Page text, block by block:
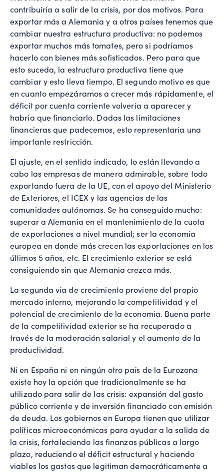
contribuiría a salir de la crisis, por dos motivos. Para
exportar más a Alemania y a otros países tenemos que
cambiar nuestra estructura productiva: no podemos
exportar muchos más tomates, pero si podríamos
hacerlo con bienes más sofisticados. Pero para que
esto suceda, la estructura productiva tiene que
cambiar y esto lleva tiempo. El segundo motivo es que
en cuanto empezáramos a crecer más rápidamente, el
déficit por cuenta corriente volvería a aparecer y
habría que financiarlo. Dadas las limitaciones
financieras que padecemos, esto representaría una
importante restricción.
El ajuste, en el sentido indicado, lo están llevando a
cabo las empresas de manera admirable, sobre todo
exportando fuera de la UE, con el apoyo del Ministerio
de Exteriores, el ICEX y las agencias de las
comunidades autónomas. Se ha conseguido mucho:
superar a Alemania en el mantenimiento de la cuota
de exportaciones a nivel mundial; ser la economía
europea en donde más crecen las exportaciones en los
últimos 5 años, etc. El crecimiento exterior se está
consiguiendo sin que Alemania crezca más.
La segunda vía de crecimiento proviene del propio
mercado interno, mejorando la competitividad y el
potencial de crecimiento de la economía. Buena parte
de la competitividad exterior se ha recuperado a
través de la moderación salarial y el aumento de la
productividad.
Ni en España ni en ningún otro país de la Eurozona
existe hoy la opción que tradicionalmente se ha
utilizado para salir de las crisis: expansión del gasto
público corriente y de inversión financiado con emisión
de deuda. Los gobiernos en Europa tienen que utilizar
políticas microeconómicas para ayudar a la salida de
la crisis, fortaleciendo las finanzas públicas a largo
plazo, reduciendo el déficit estructural y haciendo
viables los gastos que legitiman democráticamente a